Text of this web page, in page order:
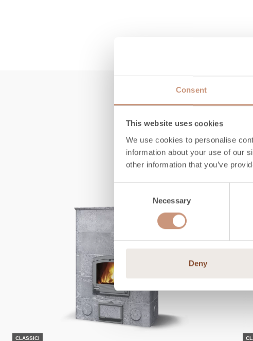
Consent
This website uses cookies
We use cookies to personalise
information about your use of our
other information that you’ve
Necessary
Deny
CLASSICI